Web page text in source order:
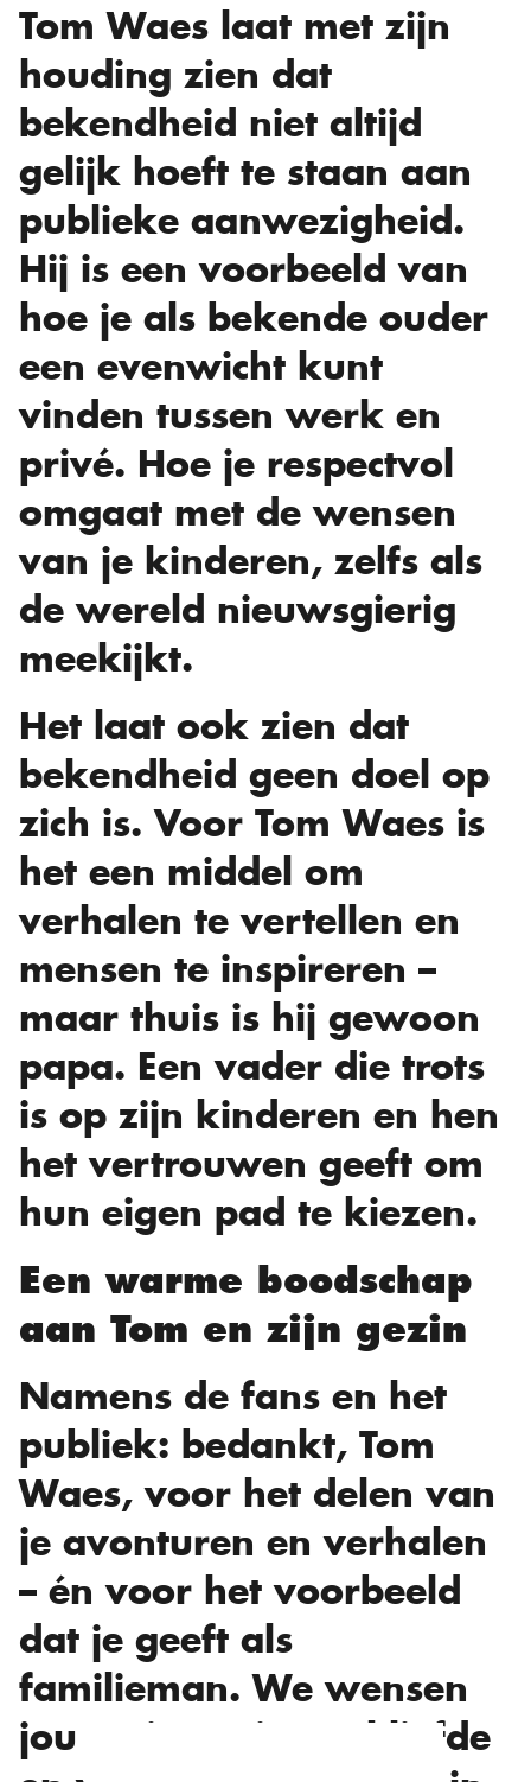
Tom Waes laat met zijn
houding zien dat
bekendheid niet altijd
gelijk hoeft te staan aan
publieke aanwezigheid.
Hij is een voorbeeld van
hoe je als bekende ouder
een evenwicht kunt
vinden tussen werk en
privé. Hoe je respectvol
omgaat met de wensen
van je kinderen, zelfs als
de wereld nieuwsgierig
meekijkt.
Het laat ook zien dat
bekendheid geen doel op
zich is. Voor Tom Waes is
het een middel om
verhalen te vertellen en
mensen te inspireren –
maar thuis is hij gewoon
papa. Een vader die trots
is op zijn kinderen en hen
het vertrouwen geeft om
hun eigen pad te kiezen.
Een warme boodschap
aan Tom en zijn gezin
Namens de fans en het
publiek: bedankt, Tom
Waes, voor het delen van
je avonturen en verhalen
– én voor het voorbeeld
dat je geeft als
familieman. We wensen
jou en je gezin veel liefde